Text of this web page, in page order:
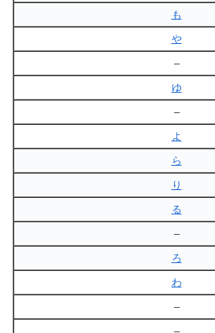
も
や
–
ゆ
–
よ
ら
り
る
–
ろ
わ
–